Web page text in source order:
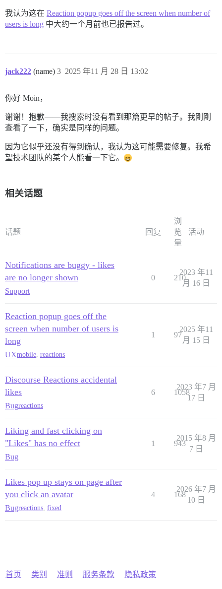
我认为这在 Reaction popup goes off the screen when number of
users is long 中大约一个月前也已报告过。
jack222 (name) 2025 年11 月 28 日 13:02
3
你好 Moin，
谢谢！抱歉——我搜索时没有看到那篇更早的帖子。我刚刚
查看了一下，确实是同样的问题。
因为它似乎还没有得到确认，我认为这可能需要修复。我希
望技术团队的某个人能看一下它。
相关话题
话题 回复
浏
览
量
活动
Notifications are buggy - likes
are no longer shown
Support
0 210
2023 年11
月 16 日
Reaction popup goes off the
screen when number of users is
long
UXmobile, reactions
1 97
2025 年11
月 15 日
Discourse Reactions accidental
likes
Bugreactions
6 1058
2023 年7 月
17 日
Liking and fast clicking on
"Likes" has no effect
Bug
1 943
2015 年8 月
7 日
Likes pop up stays on page after
you click an avatar
Bugreactions, fixed
4 168
2026 年7 月
10 日
首页 类别 准则 服务条款 隐私政策